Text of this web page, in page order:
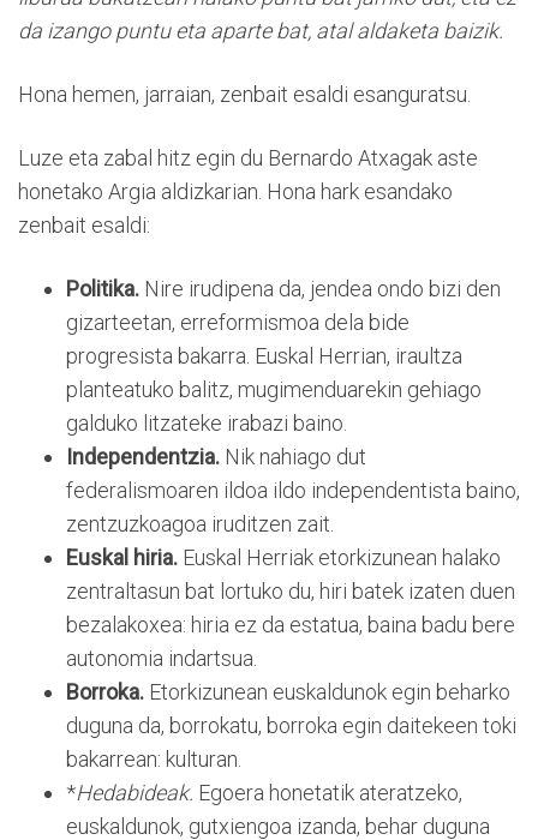
da izango puntu eta aparte bat, atal aldaketa baizik.
Hona hemen, jarraian, zenbait esaldi esanguratsu.
Luze eta zabal hitz egin du Bernardo Atxagak aste
honetako Argia aldizkarian. Hona hark esandako
zenbait esaldi:
Politika. Nire irudipena da, jendea ondo bizi den
gizarteetan, erreformismoa dela bide
progresista bakarra. Euskal Herrian, iraultza
planteatuko balitz, mugimenduarekin gehiago
galduko litzateke irabazi baino.
Independentzia. Nik nahiago dut
federalismoaren ildoa ildo independentista baino,
zentzuzkoagoa iruditzen zait.
Euskal hiria. Euskal Herriak etorkizunean halako
zentraltasun bat lortuko du, hiri batek izaten duen
bezalakoxea: hiria ez da estatua, baina badu bere
autonomia indartsua.
Borroka. Etorkizunean euskaldunok egin beharko
duguna da, borrokatu, borroka egin daitekeen toki
bakarrean: kulturan.
*Hedabideak. Egoera honetatik ateratzeko,
euskaldunok, gutxiengoa izanda, behar duguna